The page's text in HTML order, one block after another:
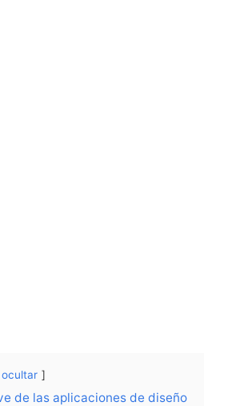
ocultar
de las aplicaciones de diseño